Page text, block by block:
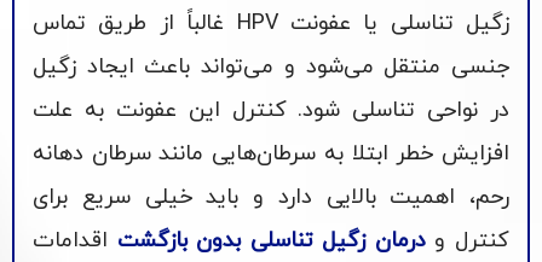
زگیل تناسلی یا عفونت HPV غالباً از طریق تماس
جنسی منتقل می‌شود و می‌تواند باعث ایجاد زگیل
در نواحی تناسلی شود. کنترل این عفونت به علت
افزایش خطر ابتلا به سرطان‌هایی مانند سرطان دهانه
رحم، اهمیت بالایی دارد و باید خیلی سریع برای
کنترل و درمان زگیل تناسلی بدون بازگشت اقدامات